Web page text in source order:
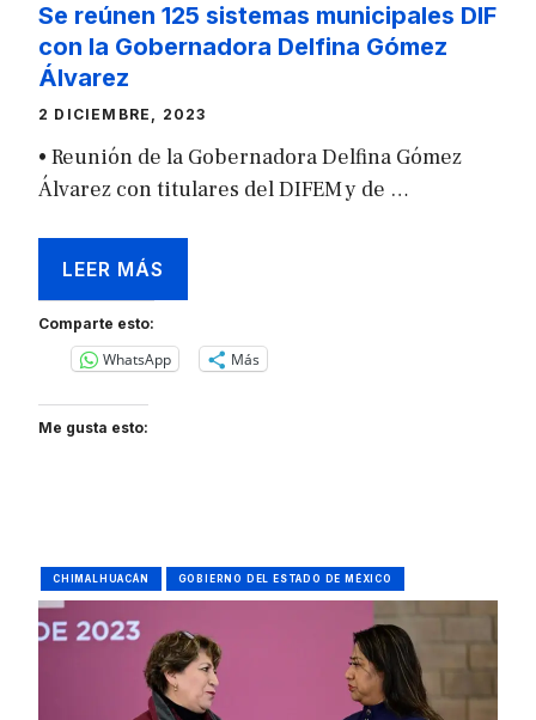
Se reúnen 125 sistemas municipales DIF
con la Gobernadora Delfina Gómez
Álvarez
2 DICIEMBRE, 2023
• Reunión de la Gobernadora Delfina Gómez
Álvarez con titulares del DIFEM y de …
LEER MÁS
Comparte esto:
WhatsApp Más
Me gusta esto:
CHIMALHUACÁN GOBIERNO DEL ESTADO DE MÉXICO